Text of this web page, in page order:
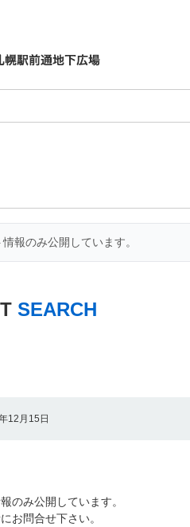
報のみ公開しています。
SEARCH
12月15日
のみ公開しています。
お問合せ下さい。